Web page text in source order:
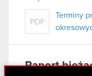
PDF
Terminy
Raport